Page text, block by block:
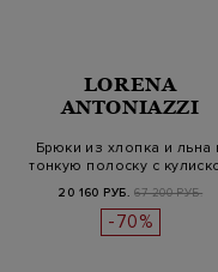
LORENA
ANTONIAZZI
Брюки из хлопка и льна
тонкую полоску с
20 160 РУБ. 67 200 РУБ.
-70%